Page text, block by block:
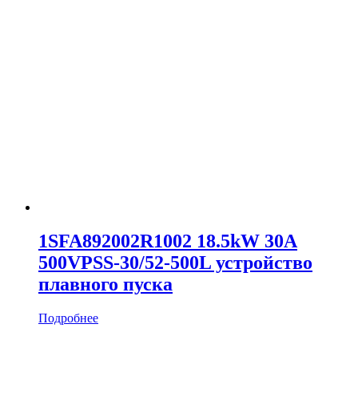
1SFA892002R1002 18.5kW 30A
500VPSS-30/52-500L устройство
плавного пуска
Подробнее